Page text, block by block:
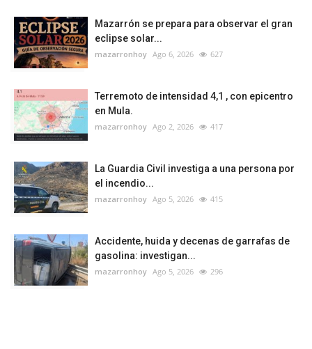
Mazarrón se prepara para observar el gran
eclipse solar...
mazarronhoy Ago 6, 2026 627
Terremoto de intensidad 4,1 , con epicentro
en Mula.
mazarronhoy Ago 2, 2026 417
La Guardia Civil investiga a una persona por
el incendio...
mazarronhoy Ago 5, 2026 415
Accidente, huida y decenas de garrafas de
gasolina: investigan...
mazarronhoy Ago 5, 2026 296